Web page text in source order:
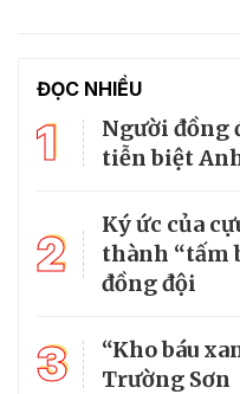
ĐỌC NHIỀU
1
Người đồng
tiễn biệt
2
Ký ức của
thành “tấm
đồng đội
3
“Kho báu
Trường Sơn